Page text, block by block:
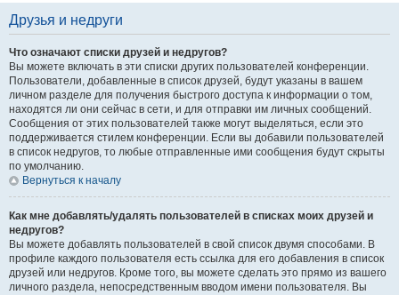
Друзья и недруги
Что означают списки друзей и недругов?
Вы можете включать в эти списки других пользователей конференции.
Пользователи, добавленные в список друзей, будут указаны в вашем
личном разделе для получения быстрого доступа к информации о том,
находятся ли они сейчас в сети, и для отправки им личных сообщений.
Сообщения от этих пользователей также могут выделяться, если это
поддерживается стилем конференции. Если вы добавили пользователей
в список недругов, то любые отправленные ими сообщения будут скрыты
по умолчанию.
Вернуться к началу
Как мне добавлять/удалять пользователей в списках моих друзей и
недругов?
Вы можете добавлять пользователей в свой список двумя способами. В
профиле каждого пользователя есть ссылка для его добавления в список
друзей или недругов. Кроме того, вы можете сделать это прямо из вашего
личного раздела, непосредственным вводом имени пользователя. Вы